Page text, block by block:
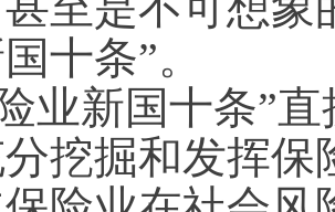
十条”。
业新国十条”
挖掘和发挥